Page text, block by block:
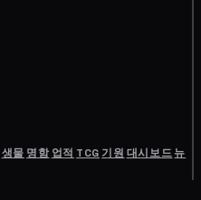
생물 명함 업적 TCG기원 대시보드뉴